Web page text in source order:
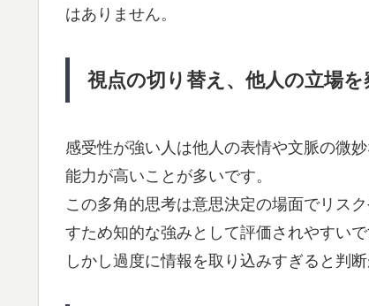
はありません。
視点の切り替え、他人の立場
感受性が強い人は他人の表情や文脈の微
能力が高いことが多いです。
この多角的思考は意思決定の場面でリス
すため知的な強みとして評価されやすいで
しかし過度に情報を取り込みすぎると判